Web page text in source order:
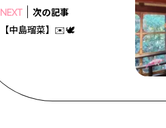
NEXT
次の記事
【中島瑠菜】✉️🕊